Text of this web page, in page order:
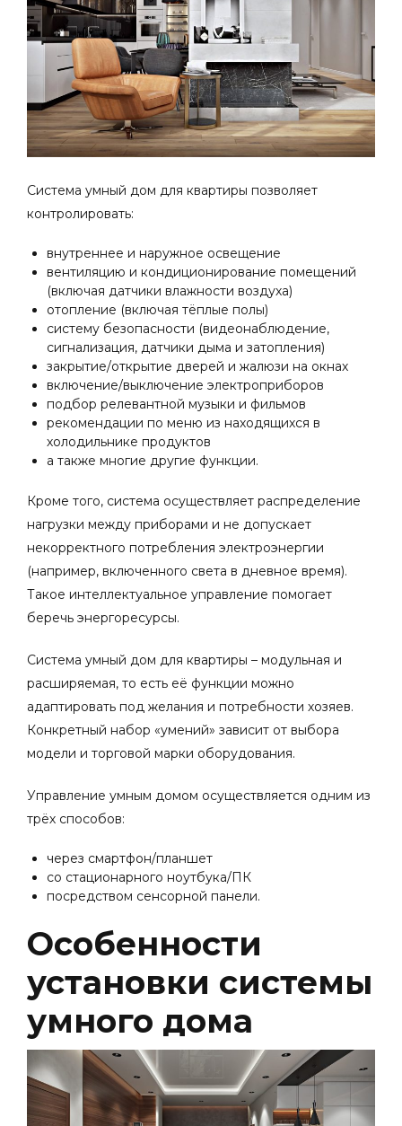
Система умный дом для квартиры позволяет
контролировать:
внутреннее и наружное освещение
вентиляцию и кондиционирование помещений
(включая датчики влажности воздуха)
отопление (включая тёплые полы)
систему безопасности (видеонаблюдение,
сигнализация, датчики дыма и затопления)
закрытие/открытие дверей и жалюзи на окнах
включение/выключение электроприборов
подбор релевантной музыки и фильмов
рекомендации по меню из находящихся в
холодильнике продуктов
а также многие другие функции.
Кроме того, система осуществляет распределение
нагрузки между приборами и не допускает
некорректного потребления электроэнергии
(например, включенного света в дневное время).
Такое интеллектуальное управление помогает
беречь энергоресурсы.
Система умный дом для квартиры – модульная и
расширяемая, то есть её функции можно
адаптировать под желания и потребности хозяев.
Конкретный набор «умений» зависит от выбора
модели и торговой марки оборудования.
Управление умным домом осуществляется одним из
трёх способов:
через смартфон/планшет
со стационарного ноутбука/ПК
посредством сенсорной панели.
Особенности
установки системы
умного дома